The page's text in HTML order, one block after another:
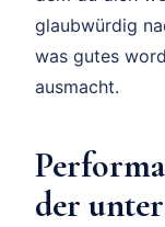
glaubwürdig
was gutes
ausmacht.
der